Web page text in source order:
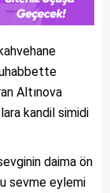
Altınova
kandil simidi
daima ön
sevme eylemi